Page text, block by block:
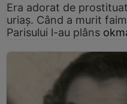
Era adorat de
uriaș. Când a murit
Parisului l-au plâns